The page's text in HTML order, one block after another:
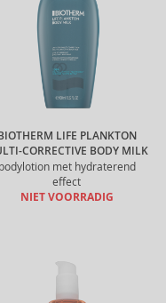
LIFE PLANKTON
CORRECTIVE BODY MILK
bodylotion met hydraterend
effect
NIET VOORRADIG